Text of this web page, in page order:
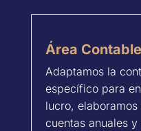
Área Contable
Adaptamos la
específico para
lucro,
cuentas anuales